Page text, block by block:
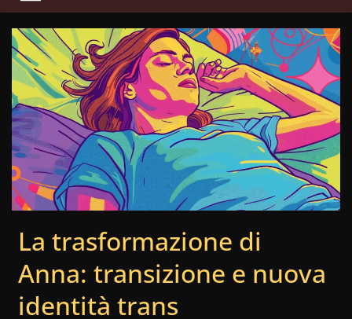
La trasformazione di
Anna: transizione e nuova
identità trans